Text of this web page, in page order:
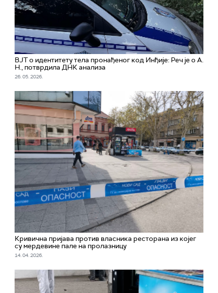
ВЈТ о идентитету тела пронађеног код Инђије: Реч је о А.
Н., потврдила ДНК анализа
26. 05. 2026.
Кривична пријава против власника ресторанa из којег
су мердевине пале на пролазницу
14. 04. 2026.